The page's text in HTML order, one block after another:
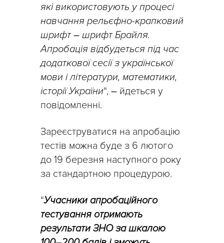
які використовують у процесі
навчання рельєфно-крапковий
шрифт– шрифт Брайля.
Апробація відбудеться під час
додаткової сесії з української
мови і літератури, математики,
історії України“, – йдеться у
повідомленні.
Зареєструватися на апробацію
тестів можна буде з 6 лютого
до 19 березня наступного року
за стандартною процедурою.
“Учасники апробаційного
тестування отримають
результати ЗНО за шкалою